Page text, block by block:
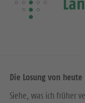
Die Losung von heute
Siehe, was ich früher